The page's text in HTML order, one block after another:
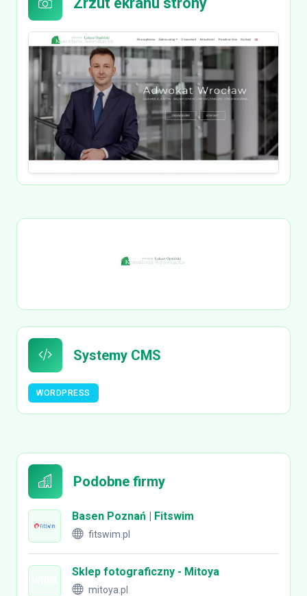
Systemy CMS
WORDPRESS
Podobne firmy
Basen Poznań | Fitswim
fitswim.pl
Sklep fotograficzny - Mitoya
mitoya.pl